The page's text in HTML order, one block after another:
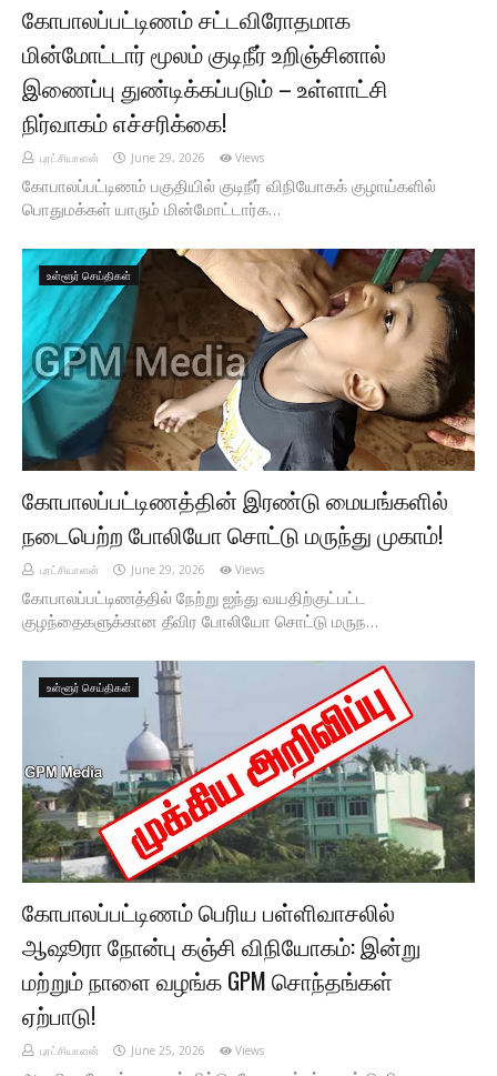
கோபாலப்பட்டிணம் சட்டவிரோதமாக
மின்மோட்டார் மூலம் குடிநீர் உறிஞ்சினால்
இணைப்பு துண்டிக்கப்படும் – உள்ளாட்சி
நிர்வாகம் எச்சரிக்கை!
புரட்சியாளன் June 29, 2026 Views
கோபாலப்பட்டிணம் பகுதியில் குடிநீர் விநியோகக் குழாய்களில்
பொதுமக்கள் யாரும் மின்மோட்டார்க…
உள்ளூர் செய்திகள்
கோபாலப்பட்டிணத்தின் இரண்டு மையங்களில்
நடைபெற்ற போலியோ சொட்டு மருந்து முகாம்!
புரட்சியாளன் June 29, 2026 Views
கோபாலப்பட்டிணத்தில் நேற்று ஐந்து வயதிற்குட்பட்ட
குழந்தைகளுக்கான தீவிர போலியோ சொட்டு மருந…
உள்ளூர் செய்திகள்
கோபாலப்பட்டிணம் பெரிய பள்ளிவாசலில்
ஆஷூரா நோன்பு கஞ்சி விநியோகம்: இன்று
மற்றும் நாளை வழங்க GPM சொந்தங்கள்
ஏற்பாடு!
புரட்சியாளன் June 25, 2026 Views